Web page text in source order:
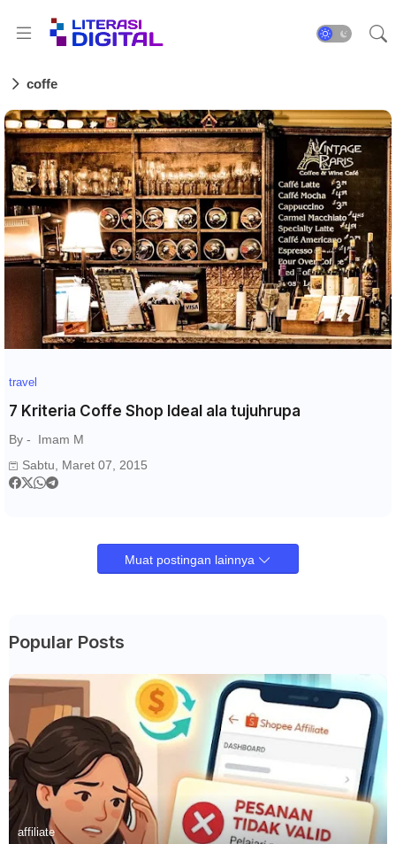
coffe
travel
7 Kriteria Coffe Shop Ideal ala tujuhrupa
By -
Imam M
Sabtu, Maret 07, 2015
Muat postingan lainnya
Popular Posts
affiliate